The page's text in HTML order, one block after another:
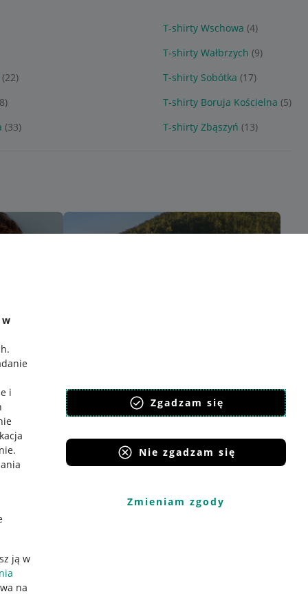
w
.
i
.
ją w
na
Zgadzam się
Nie zgadzam się
Zmieniam zgody
T-shirty Wschowa (4)
T-shirty Wałbrzych (9)
(22) T-shirty Sobótka (17)
T-shirty Boruja Kościelna (5)
(33) T-shirty Zbąszyń (13)